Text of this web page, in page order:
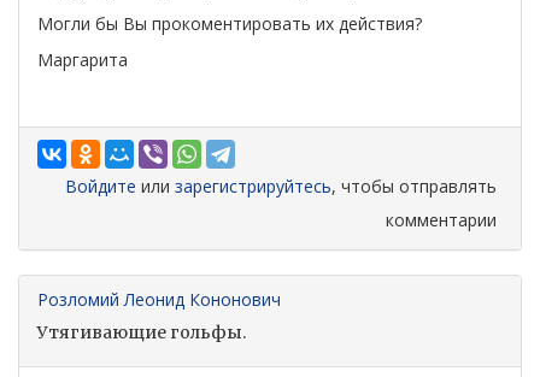
Могли бы Вы прокоментировать их действия?
Маргарита
Войдите или зарегистрируйтесь, чтобы отправлять
комментарии
Розломий Леонид Кононович
Утягивающие гольфы.